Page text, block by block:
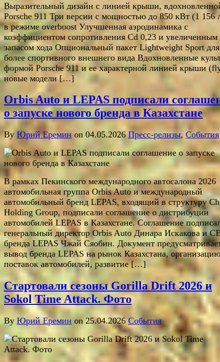
Выразительный дизайн с линией крыши,
Porsche 911 Три версии с мощностью до 850 кВт (1 156
в режиме overboost Улучшенная аэродинамика с
коэффициентом сопротивления Cd 0,23 и увеличенным
запасом хода Опциональный пакет Lightweight Sport
более спортивного внешнего вида Вдохновленные
формой Porsche 911 и ее характерной линией крыши
новые модели […]
Orbis Auto и LEPAS подписали
о запуске нового бренда в Казахстане
By Юрий Еремин on 04.05.2026 Пресс-релизы, События
В рамках Пекинского международного автосалона 2026
автомобильная группа Orbis Auto и международный
автомобильный бренд LEPAS, входящий в структуру
Holding Group, подписали соглашение о дистрибуции
автомобилей LEPAS в Казахстане. Соглашение
генеральный директор Orbis Auto Динара Искакова и
бренда LEPAS Чжай Сяобин. Документ
вывод бренда LEPAS на рынок Казахстана, организацию
поставок автомобилей, развитие […]
Стартовали сезоны Gorilla Drift 2026 и
Sokol Time Attack. Фото
By Юрий Еремин on 25.04.2026 События